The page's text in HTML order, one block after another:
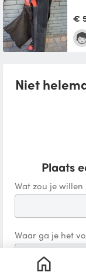
€
Niet
Plaats
Wat zou je willen
Waar ga je het